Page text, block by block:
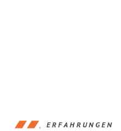
ERFAHRUNGEN